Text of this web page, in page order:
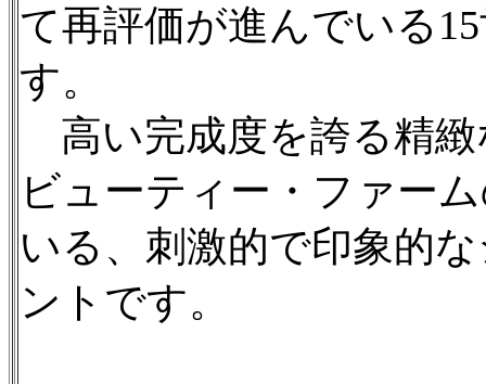
て再評価が進んでいる
す。
高い完成度を誇る精
ビューティー・ファー
いる、刺激的で印象的
ントです。